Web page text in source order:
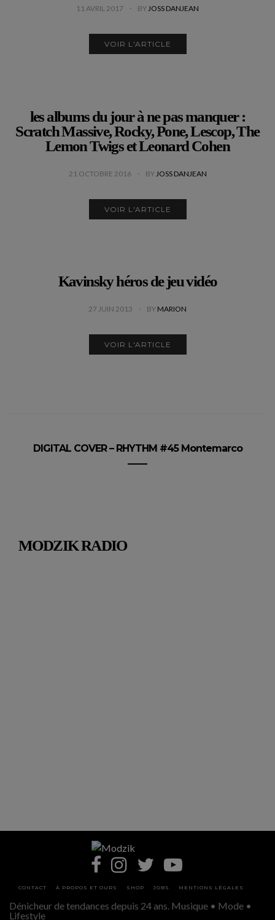
11 AVRIL 2017 BYJOSS DANJEAN
VOIR L'ARTICLE
les albums du jour à ne pas manquer :
Scratch Massive, Rocky, Pone, Lescop, The
Lemon Twigs et Leonard Cohen
21 OCTOBRE 2016 BY JOSS DANJEAN
VOIR L'ARTICLE
Kavinsky héros de jeu vidéo
27 JUIN 2013 BY MARION
VOIR L'ARTICLE
DIGITAL COVER – RHYTHM #45 Montemarco
MODZIK RADIO
CONTACT À PROPOS ET OURS SHOP JOBS MENTIONS LÉGALES
Dénicheur de tendances depuis 24 ans. Musique • Mode •
Lifestyle